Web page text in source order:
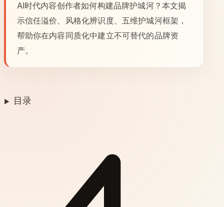
AI时代内容创作者如何构建品牌护城河？本文揭
示信任溢价、风格化辨识度、五维护城河框架，
帮助你在内容同质化中建立不可替代的品牌资
产。
目录